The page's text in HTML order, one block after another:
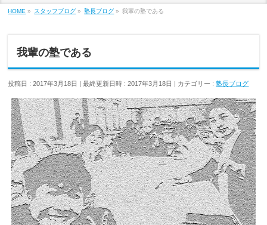
HOME » スタッフブログ » 塾長ブログ » 我輩の塾である
我輩の塾である
投稿日 : 2017年3月18日 最終更新日時 : 2017年3月18日 カテゴリー :塾長ブログ